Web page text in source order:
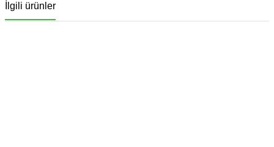
İlgili ürünler